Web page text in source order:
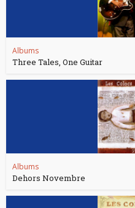
Albums
Three Tales, One Guitar
Albums
Dehors Novembre